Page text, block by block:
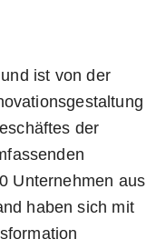
ist von der
der
Unternehmen aus
haben sich mit